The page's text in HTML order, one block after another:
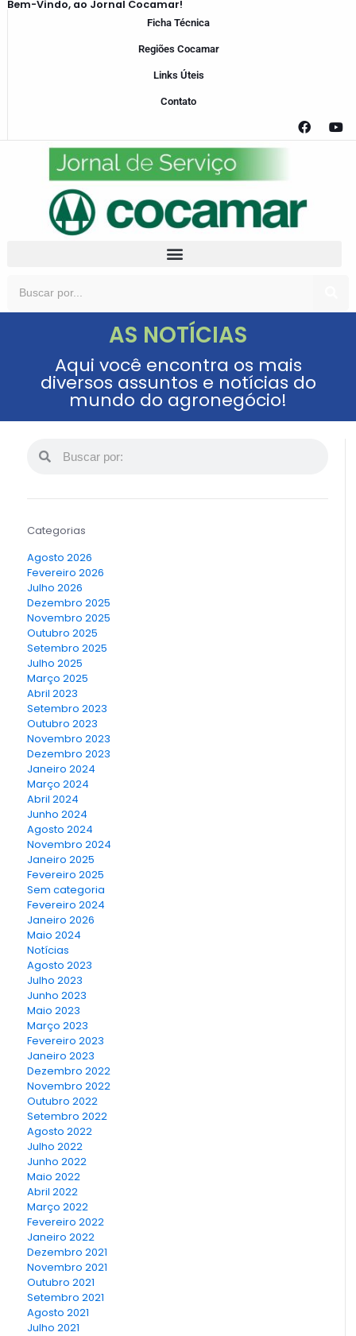
Bem-Vindo, ao Jornal Cocamar!
Ficha Técnica
Regiões Cocamar
Links Úteis
Contato
AS NOTÍCIAS
Aqui você encontra os mais
diversos assuntos e notícias do
mundo do agronegócio!
Categorias
Agosto 2026
Fevereiro 2026
Julho 2026
Dezembro 2025
Novembro 2025
Outubro 2025
Setembro 2025
Julho 2025
Março 2025
Abril 2023
Setembro 2023
Outubro 2023
Novembro 2023
Dezembro 2023
Janeiro 2024
Março 2024
Abril 2024
Junho 2024
Agosto 2024
Novembro 2024
Janeiro 2025
Fevereiro 2025
Sem categoria
Fevereiro 2024
Janeiro 2026
Maio 2024
Notícias
Agosto 2023
Julho 2023
Junho 2023
Maio 2023
Março 2023
Fevereiro 2023
Janeiro 2023
Dezembro 2022
Novembro 2022
Outubro 2022
Setembro 2022
Agosto 2022
Julho 2022
Junho 2022
Maio 2022
Abril 2022
Março 2022
Fevereiro 2022
Janeiro 2022
Dezembro 2021
Novembro 2021
Outubro 2021
Setembro 2021
Agosto 2021
Julho 2021